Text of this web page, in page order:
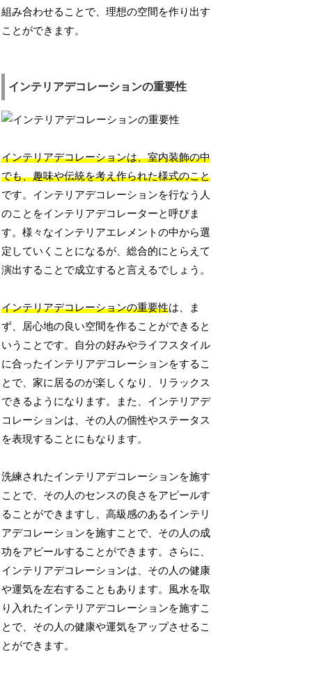
組み合わせることで、理想の空間を作り出す
ことができます。
インテリアデコレーションの重要性
インテリアデコレーションは、室内装飾の中
でも、趣味や伝統を考え作られた様式のこと
です。インテリアデコレーションを行なう人
のことをインテリアデコレーターと呼びま
す。様々なインテリアエレメントの中から選
定していくことになるが、総合的にとらえて
演出することで成立すると言えるでしょう。
インテリアデコレーションの重要性は、ま
ず、居心地の良い空間を作ることができると
いうことです。自分の好みやライフスタイル
に合ったインテリアデコレーションをするこ
とで、家に居るのが楽しくなり、リラックス
できるようになります。また、インテリアデ
コレーションは、その人の個性やステータス
を表現することにもなります。
洗練されたインテリアデコレーションを施す
ことで、その人のセンスの良さをアピールす
ることができますし、高級感のあるインテリ
アデコレーションを施すことで、その人の成
功をアピールすることができます。さらに、
インテリアデコレーションは、その人の健康
や運気を左右することもあります。風水を取
り入れたインテリアデコレーションを施すこ
とで、その人の健康や運気をアップさせるこ
とができます。